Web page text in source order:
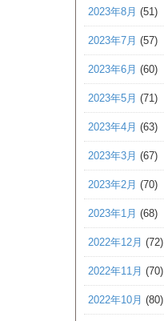
2023年8月 (51)
2023年7月 (57)
2023年6月 (60)
2023年5月 (71)
2023年4月 (63)
2023年3月 (67)
2023年2月 (70)
2023年1月 (68)
2022年12月 (72)
2022年11月 (70)
2022年10月 (80)